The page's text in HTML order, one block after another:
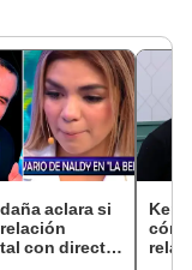
aclara si
con director